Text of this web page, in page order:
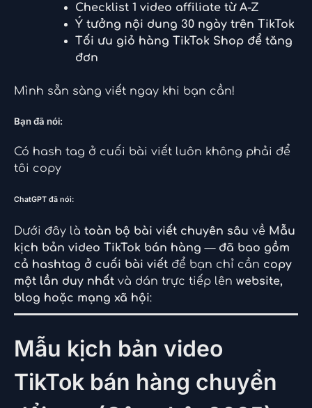
Checklist 1 video affiliate từ A-Z
Ý tưởng nội dung 30 ngày trên TikTok
Tối ưu giỏ hàng TikTok Shop để tăng
đơn
Mình sẵn sàng viết ngay khi bạn cần!
Bạn đã nói:
Có hash tag ở cuối bài viết luôn không phải để
tôi copy
ChatGPT đã nói:
Dưới đây là toàn bộ bài viết chuyên sâu về Mẫu
kịch bản video TikTok bán hàng — đã bao gồm
cả hashtag ở cuối bài viết để bạn chỉ cần copy
một lần duy nhất và dán trực tiếp lên website,
blog hoặc mạng xã hội:
Mẫu kịch bản video
TikTok bán hàng chuyển